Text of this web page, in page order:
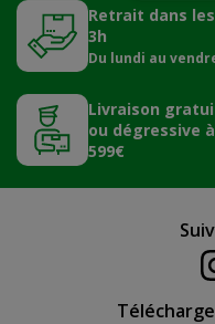
Retrait dans les
3h
Du lundi au
Livraison
ou dégressive
599€